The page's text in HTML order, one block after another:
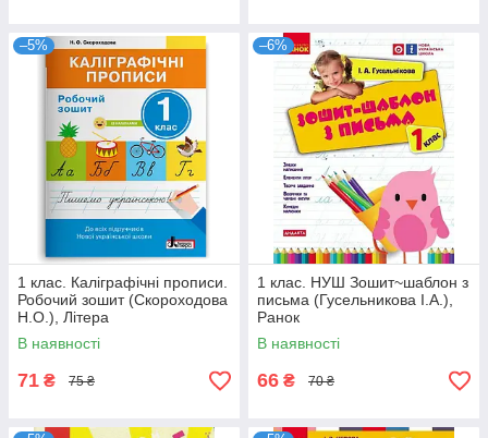
–5%
1 клас. Каліграфічні прописи.
Робочий зошит (Скороходова
Н.О.), Літера
В наявності
71 ₴ 75 ₴
–6%
1 клас. НУШ Зошит~шаблон з
письма (Гусельникова І.А.),
Ранок
В наявності
66 ₴ 70 ₴